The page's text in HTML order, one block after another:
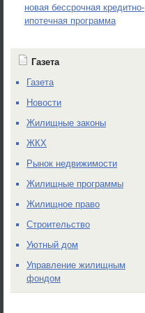
новая бессрочная кредитно-
ипотечная программа
Газета
Газета
Новости
Жилищные законы
ЖКХ
Рынок недвижимости
Жилищные программы
Жилищное право
Строительство
Уютный дом
Управление жилищным
фондом